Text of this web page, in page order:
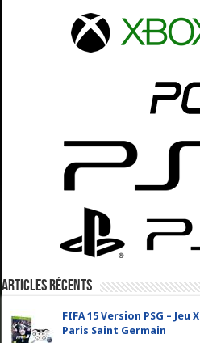
Articles récents
FIFA 15 Version PSG – Jeu
Paris Saint Germain